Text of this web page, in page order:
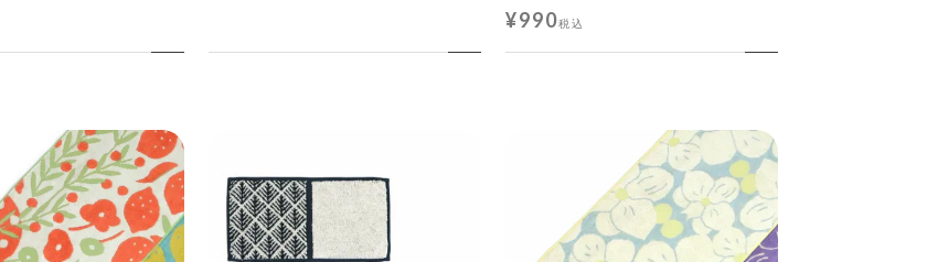
¥990税込